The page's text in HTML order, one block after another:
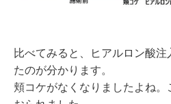
比べてみると、ヒアルロン酸
たのが分かります。
頬コケがなくなりましたよね